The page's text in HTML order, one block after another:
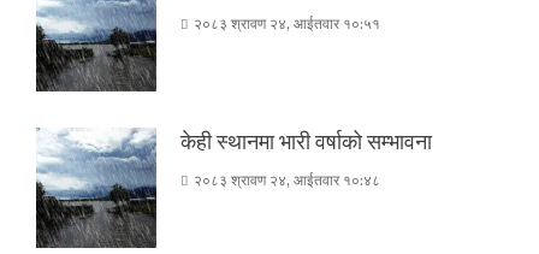
२०८३ श्रावण २४, आईतवार १०:५१
केही स्थानमा भारी वर्षाको सम्भावना
२०८३ श्रावण २४, आईतवार १०:४८